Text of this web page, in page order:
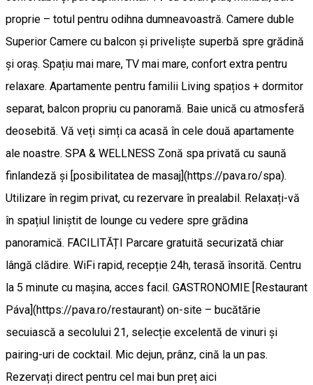
proprie – totul pentru odihna dumneavoastră. Camere duble
Superior Camere cu balcon și priveliște superbă spre grădină
și oraș. Spațiu mai mare, TV mai mare, confort extra pentru
relaxare. Apartamente pentru familii Living spațios + dormitor
separat, balcon propriu cu panoramă. Baie unică cu atmosferă
deosebită. Vă veți simți ca acasă în cele două apartamente
ale noastre. SPA & WELLNESS Zonă spa privată cu saună
finlandeză și [posibilitatea de masaj](https://pava.ro/spa).
Utilizare în regim privat, cu rezervare în prealabil. Relaxați-vă
în spațiul liniștit de lounge cu vedere spre grădina
panoramică. FACILITĂȚI Parcare gratuită securizată chiar
lângă clădire. WiFi rapid, recepție 24h, terasă însorită. Centru
la 5 minute cu mașina, acces facil. GASTRONOMIE [Restaurant
Páva](https://pava.ro/restaurant) on-site – bucătărie
secuiască a secolului 21, selecție excelentă de vinuri și
pairing-uri de cocktail. Mic dejun, prânz, cină la un pas.
Rezervați direct pentru cel mai bun preț aici